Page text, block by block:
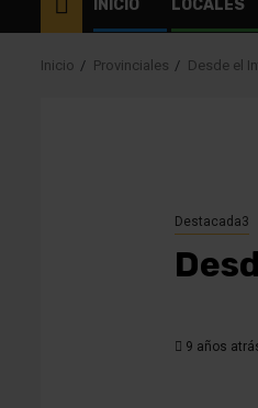
INICIO LOCALES
Inicio Provinciales Desde el
Destacada3
9 años